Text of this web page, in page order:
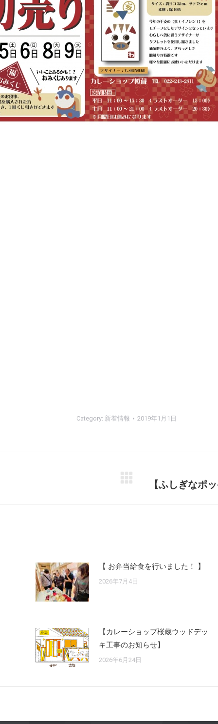
Category: 新着情報 2019年1月1日
Next
【ふしぎなポ
【 お弁当給食を行いました！ 】
2026年7月4日
【カレーショップ桜蔵ウッドデッ
キ工事のお知らせ】
2026年6月24日